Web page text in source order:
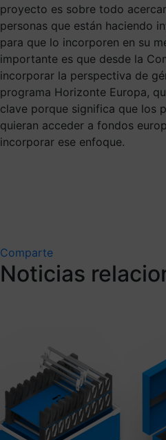
proyecto es sobre todo
personas que están haciendo
para que lo incorporen en su
importante es que desde la
incorporar la perspectiva de
programa Horizonte Europa,
clave porque significa que los
quieran acceder a fondos
incorporar ese enfoque.
Comparte
Noticias